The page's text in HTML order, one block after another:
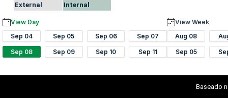
External
Internal
View Day
Sep 04
Sep 05 Sep 06 Sep 07
Sep 08 Sep 09 Sep 10 Sep 11
View Week
Aug 08
Sep 05
Baseado